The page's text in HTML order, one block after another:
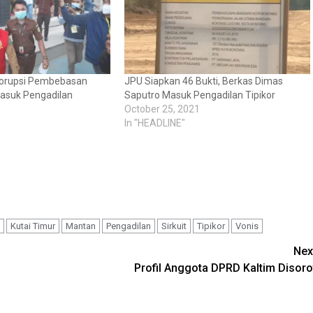
Pembebasan
Pengadilan
JPU Siapkan 46 Bukti, Berkas Dimas
Saputro Masuk Pengadilan Tipikor
October 25, 2021
In "HEADLINE"
Kutai Timur Mantan Pengadilan Sirkuit Tipikor Vonis
Profil Anggota DPRD Kaltim